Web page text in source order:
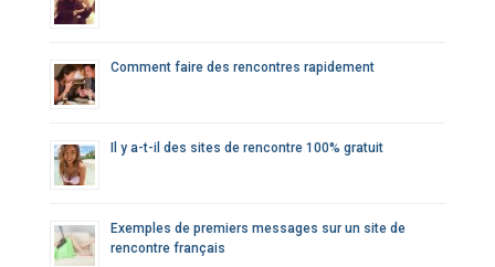
Comment faire des rencontres rapidement
Il y a-t-il des sites de rencontre 100% gratuit
Exemples de premiers messages sur un site de
rencontre français